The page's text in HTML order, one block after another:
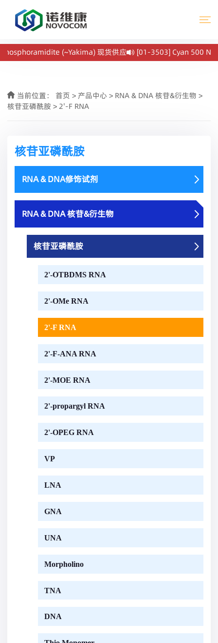
(~Yakima) 现货供应 [01-3503] Cyan 500 NHS
当前位置： 首页 > 产品中心 > RNA & DNA 核苷&衍生物 >
核苷亚磷酰胺 > 2'-F RNA
核苷亚磷酰胺
RNA & DNA修饰试剂
RNA & DNA 核苷&衍生物
核苷亚磷酰胺
2'-OTBDMS RNA
2'-OMe RNA
2'-F RNA
2'-F-ANA RNA
2'-MOE RNA
2'-propargyl RNA
2'-OPEG RNA
VP
LNA
GNA
UNA
Morpholino
TNA
DNA